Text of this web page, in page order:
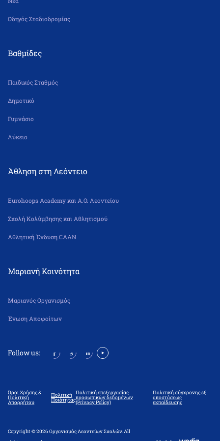
Οδηγός Σταδιοδρομίας
Βαθμίδες
Παιδικός Σταθμός
Δημοτικό
Γυμνάσιο
Λύκειο
Άθληση στη Λεόντειο
Eurohoops Academy και Α.Ο. Λεοντείου
Σχολή Κολύμβησης και Αθλητισμού
Αθλητική Ένδυση CAAN
Μαριανή Κοινότητα
Μαριανός Οργανισμός
Ένωση Αποφοίτων
Follow us:
Copyright © 2026 Οργανισμός Λεοντείων Σχολών. All
Όροι Χρήσης &
Πολιτική
Απορρήτου
Πολιτική
Ποιότητας
Πολιτική επεξεργασίας
προσωπικών δεδομένων
(Privacy Policy)
Πολιτική σύγχρονης εξ
αποστάσεως
εκπαίδευσης